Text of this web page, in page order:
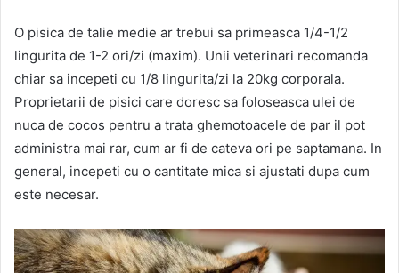
O pisica de talie medie ar trebui sa primeasca 1/4-1/2
lingurita de 1-2 ori/zi (maxim). Unii veterinari recomanda
chiar sa incepeti cu 1/8 lingurita/zi la 20kg corporala.
Proprietarii de pisici care doresc sa foloseasca ulei de
nuca de cocos pentru a trata ghemotoacele de par il pot
administra mai rar, cum ar fi de cateva ori pe saptamana. In
general, incepeti cu o cantitate mica si ajustati dupa cum
este necesar.